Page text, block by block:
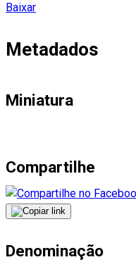
Baixar
Metadados
Miniatura
Compartilhe
Denominação